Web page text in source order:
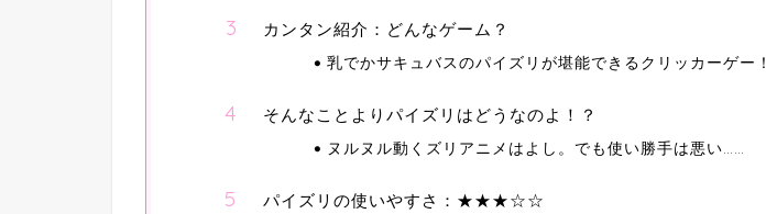
カンタン紹介：どんなゲーム？
乳でかサキュバスのパイズリが堪能できるクリッカーゲー！
そんなことよりパイズリはどうなのよ！？
ヌルヌル動くズリアニメはよし。でも使い勝手は悪い……
パイズリの使いやすさ：★★★☆☆